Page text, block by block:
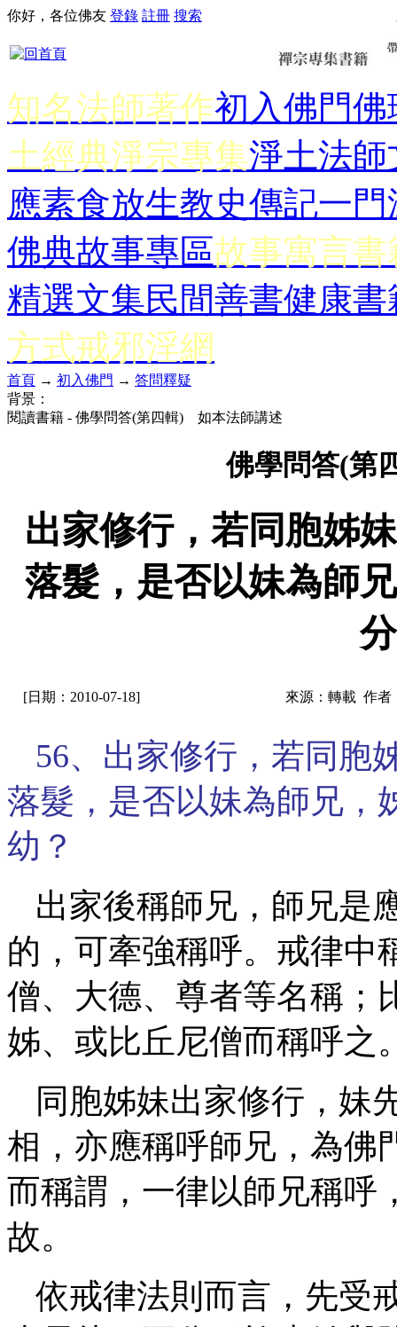
你好，各位佛友 登錄 註冊 搜索
知名法師著作初入佛門佛
土經典淨宗專集淨土法師
應素食放生教史傳記一門
佛典故事專區故事寓言書
精選文集民間善書健康書
方式戒邪淫網
首頁 → 初入佛門 → 答問釋疑
背景：
閱讀書籍 - 佛學問答(第四輯) 如本法師講述
佛學問答(第
出家修行，若同胞姊
落髮，是否以妹為師
[日期：2010-07-18] 來源：轉載 作者
56、出家修行，若同胞
落髮，是否以妹為師兄，
幼？
出家後稱師兄，師兄是
的，可牽強稱呼。戒律中
僧、大德、尊者等名稱；
姊、或比丘尼僧而稱呼之
同胞姊妹出家修行，妹
相，亦應稱呼師兄，為佛
而稱謂，一律以師兄稱呼
故。
依戒律法則而言，先受